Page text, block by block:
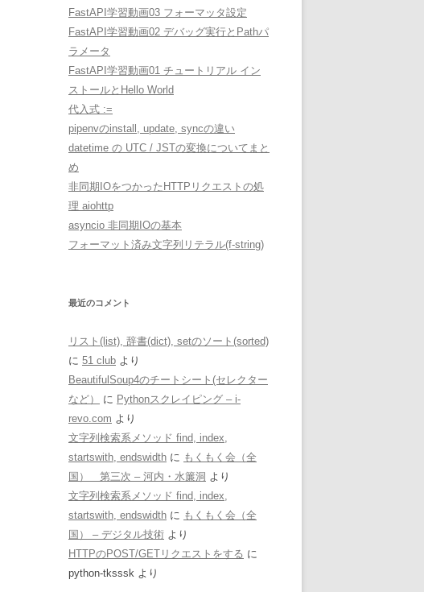
FastAPI学習動画03 フォーマッタ設定
FastAPI学習動画02 デバッグ実行とPathパ
ラメータ
FastAPI学習動画01 チュートリアル イン
ストールとHello World
代入式 :=
pipenvのinstall, update, syncの違い
datetime の UTC / JSTの変換についてまと
め
非同期IOをつかったHTTPリクエストの処
理 aiohttp
asyncio 非同期IOの基本
フォーマット済み文字列リテラル(f-string)
最近のコメント
リスト(list), 辞書(dict), setのソート(sorted)
に 51 club より
BeautifulSoup4のチートシート(セレクター
など）
に Pythonスクレイピング – i-
revo.com より
文字列検索系メソッド find, index,
startswith, endswidth に もくもく会（全
国） 第三次 – 河内・水簾洞 より
文字列検索系メソッド find, index,
startswith, endswidth に もくもく会（全
国） – デジタル技術 より
HTTPのPOST/GETリクエストをする に
python-tksssk より